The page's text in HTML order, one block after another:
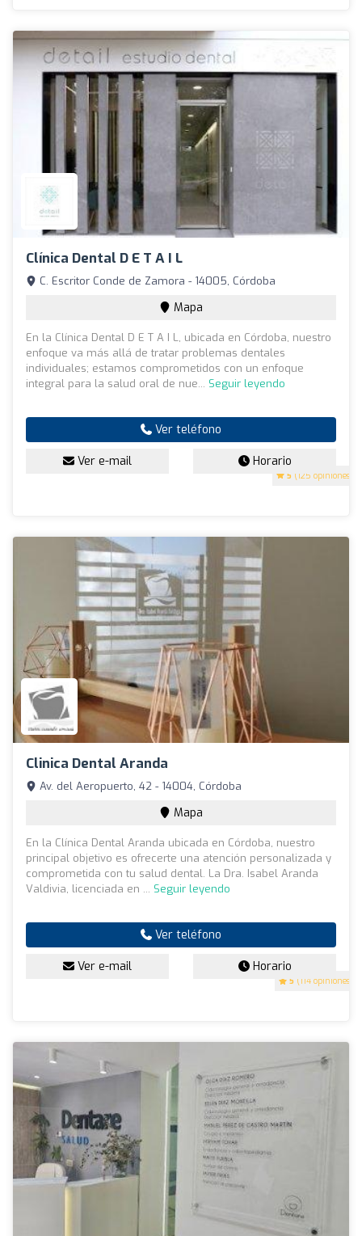
Clínica Dental D E T A I L
5 (125 opiniones)
C. Escritor Conde de Zamora - 14005, Córdoba
Mapa
En la Clínica Dental D E T A I L, ubicada en Córdoba, nuestro
enfoque va más allá de tratar problemas dentales
individuales; estamos comprometidos con un enfoque
integral para la salud oral de nue... Seguir leyendo
Ver teléfono
Ver e-mail Horario
Clinica Dental Aranda
5 (114 opiniones)
Av. del Aeropuerto, 42 - 14004, Córdoba
Mapa
En la Clínica Dental Aranda ubicada en Córdoba, nuestro
principal objetivo es ofrecerte una atención personalizada y
comprometida con tu salud dental. La Dra. Isabel Aranda
Valdivia, licenciada en ... Seguir leyendo
Ver teléfono
Ver e-mail Horario